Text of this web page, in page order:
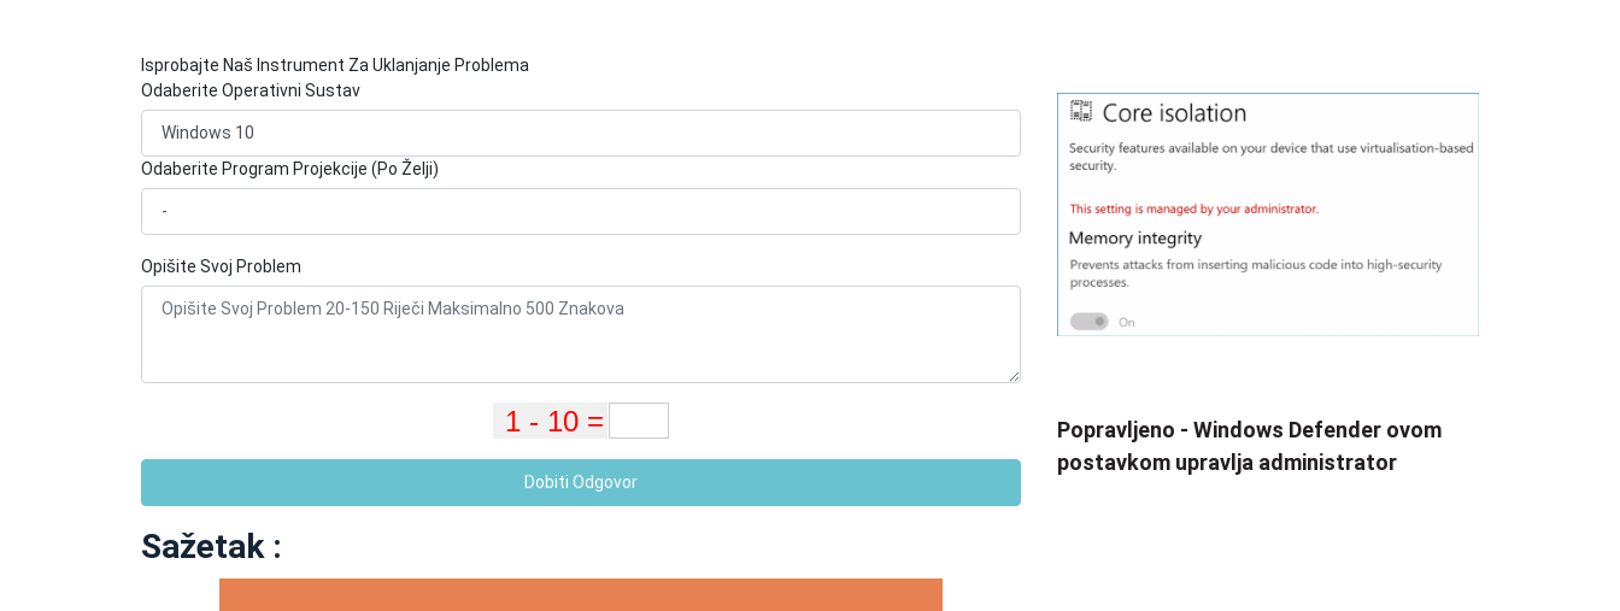
Isprobajte Naš Instrument Za Uklanjanje Problema
Odaberite Operativni Sustav
Odaberite Program Projekcije (Po Želji)
Opišite Svoj Problem
Dobiti Odgovor
Sažetak :
Popravljeno - Windows Defender ovom
postavkom upravlja administrator